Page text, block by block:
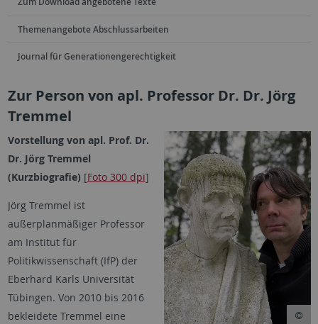
Themenangebote Abschlussarbeiten
Journal für Generationengerechtigkeit
Zur Person von apl. Professor Dr. Dr. Jörg
Tremmel
Vorstellung von apl. Prof. Dr.
Dr. Jörg Tremmel
(Kurzbiografie) [Foto 300 dpi]
Jörg Tremmel ist
außerplanmäßiger Professor
am Institut für
Politikwissenschaft (IfP) der
Eberhard Karls Universität
Tübingen. Von 2010 bis 2016
bekleidete Tremmel eine